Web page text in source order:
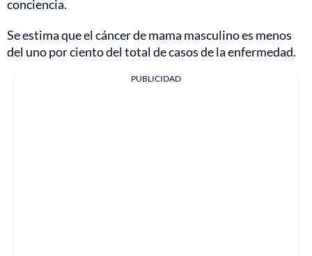
conciencia.
Se estima que el cáncer de mama masculino es menos
del uno por ciento del total de casos de la enfermedad.
PUBLICIDAD